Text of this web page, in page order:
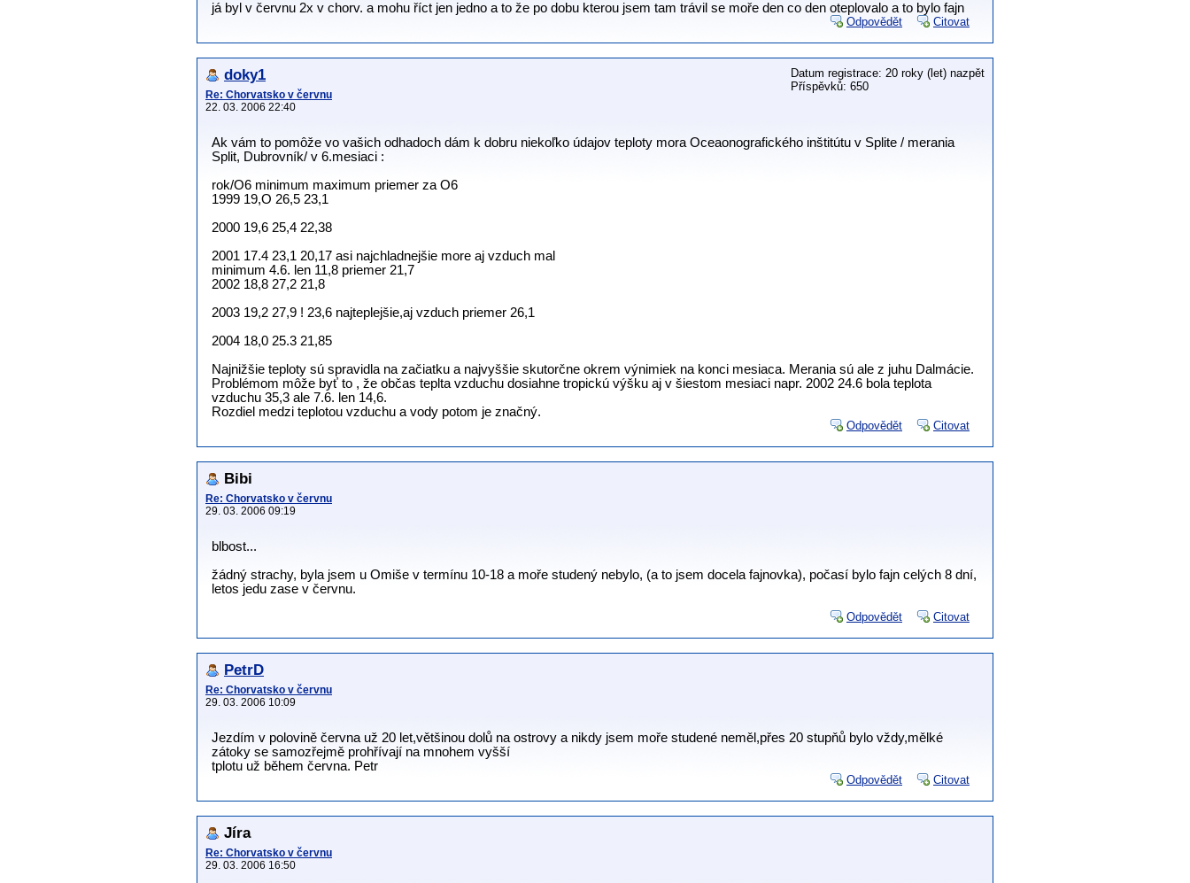
já byl v červnu 2x v chorv. a mohu říct jen jedno a to že po dobu kterou jsem tam trávil se moře den co den oteplovalo a to bylo fajn
Odpovědět Citovat
doky1
Re: Chorvatsko v červnu
22. 03. 2006 22:40
Datum registrace: 20 roky (let) nazpět
Příspěvků: 650
Ak vám to pomôže vo vašich odhadoch dám k dobru niekoľko údajov teploty mora Oceaonografického inštitútu v Splite / merania
Split, Dubrovník/ v 6.mesiaci :
rok/O6 minimum maximum priemer za O6
1999 19,O 26,5 23,1
2000 19,6 25,4 22,38
2001 17.4 23,1 20,17 asi najchladnejšie more aj vzduch mal
minimum 4.6. len 11,8 priemer 21,7
2002 18,8 27,2 21,8
2003 19,2 27,9 ! 23,6 najteplejšie,aj vzduch priemer 26,1
2004 18,0 25.3 21,85
Najnižšie teploty sú spravidla na začiatku a najvyššie skutorčne okrem výnimiek na konci mesiaca. Merania sú ale z juhu Dalmácie.
Problémom môže byť to , že občas teplta vzduchu dosiahne tropickú výšku aj v šiestom mesiaci napr. 2002 24.6 bola teplota
vzduchu 35,3 ale 7.6. len 14,6.
Rozdiel medzi teplotou vzduchu a vody potom je značný.
Odpovědět Citovat
Bibi
Re: Chorvatsko v červnu
29. 03. 2006 09:19
blbost...
žádný strachy, byla jsem u Omiše v termínu 10-18 a moře studený nebylo, (a to jsem docela fajnovka), počasí bylo fajn celých 8 dní,
letos jedu zase v červnu.
Odpovědět Citovat
PetrD
Re: Chorvatsko v červnu
29. 03. 2006 10:09
Jezdím v polovině června už 20 let,většinou dolů na ostrovy a nikdy jsem moře studené neměl,přes 20 stupňů bylo vždy,mělké
zátoky se samozřejmě prohřívají na mnohem vyšší
tplotu už během června. Petr
Odpovědět Citovat
Jíra
Re: Chorvatsko v červnu
29. 03. 2006 16:50